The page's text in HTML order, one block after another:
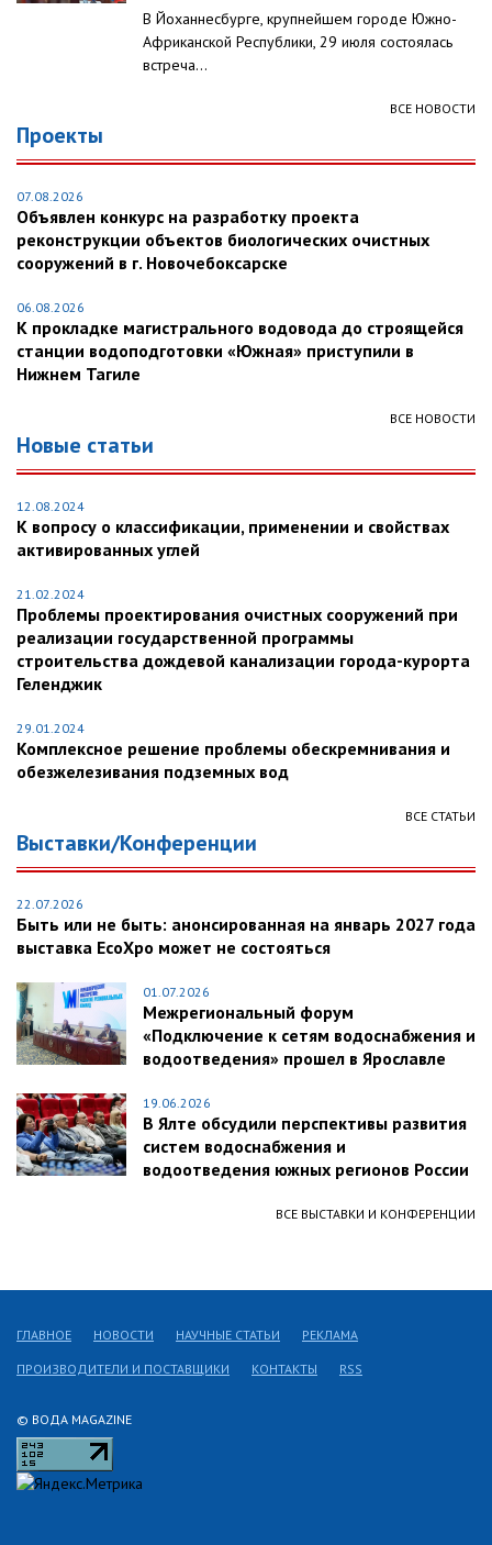
В Йоханнесбурге, крупнейшем городе Южно-
Африканской Республики, 29 июля состоялась
встреча...
ВСЕ НОВОСТИ
Проекты
07.08.2026
Объявлен конкурс на разработку проекта
реконструкции объектов биологических очистных
сооружений в г. Новочебоксарске
06.08.2026
К прокладке магистрального водовода до строящейся
станции водоподготовки «Южная» приступили в
Нижнем Тагиле
ВСЕ НОВОСТИ
Новые статьи
12.08.2024
К вопросу о классификации, применении и свойствах
активированных углей
21.02.2024
Проблемы проектирования очистных сооружений при
реализации государственной программы
строительства дождевой канализации города-курорта
Геленджик
29.01.2024
Комплексное решение проблемы обескремнивания и
обезжелезивания подземных вод
ВСЕ СТАТЬИ
Выставки/Конференции
22.07.2026
Быть или не быть: анонсированная на январь 2027 года
выставка EcoXpo может не состояться
01.07.2026
Межрегиональный форум
«Подключение к сетям водоснабжения и
водоотведения» прошел в Ярославле
19.06.2026
В Ялте обсудили перспективы развития
систем водоснабжения и
водоотведения южных регионов России
ВСЕ ВЫСТАВКИ И КОНФЕРЕНЦИИ
© ВОДА MAGAZINE
ГЛАВНОЕ НОВОСТИ НАУЧНЫЕ СТАТЬИ РЕКЛАМА
ПРОИЗВОДИТЕЛИ И ПОСТАВЩИКИ КОНТАКТЫ RSS